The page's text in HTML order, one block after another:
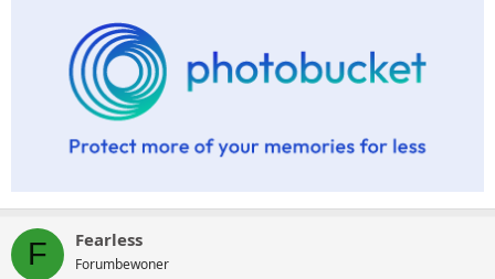
F Fearless
Forumbewoner